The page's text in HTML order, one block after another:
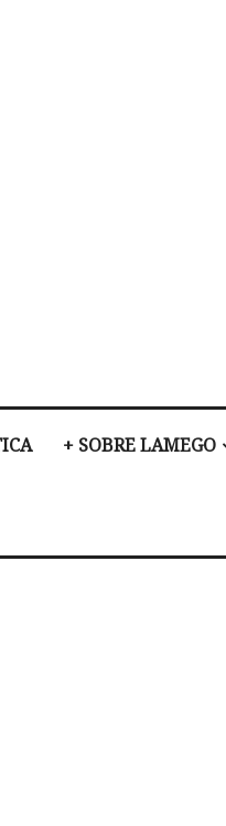
+ SOBRE LAMEGO